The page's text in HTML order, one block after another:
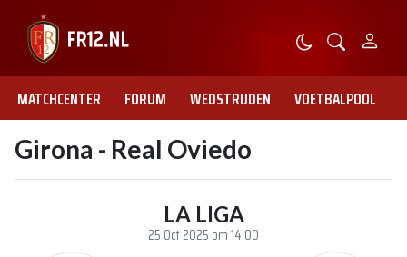
MATCHCENTER FORUM WEDSTRIJDEN VOETBALPOOL
Girona - Real Oviedo
LA LIGA
25 Oct 2025 om 14:00